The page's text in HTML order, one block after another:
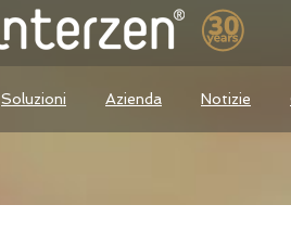
Soluzioni Azienda Notizie